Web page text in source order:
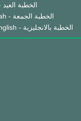
Eid Khutbah - الخطبة العيد
Friday Khutbah - الخطبة الجمعة
Khutbah in English - الخطبة بالانجليزية